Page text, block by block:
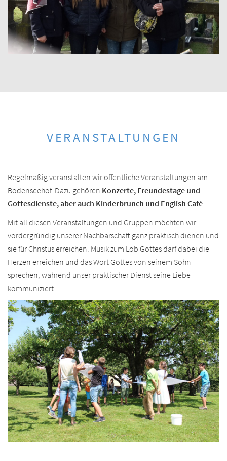
VERANSTALTUNGEN
Regelmäßig veranstalten wir öffentliche Veranstaltungen am
Bodenseehof. Dazu gehören Konzerte, Freundestage und
Gottesdienste, aber auch Kinderbrunch und English Café
Mit all diesen Veranstaltungen und Gruppen möchten wir
vordergründig unserer Nachbarschaft ganz praktisch dienen und
sie für Christus erreichen. Musik zum Lob Gottes darf dabei die
Herzen erreichen und das Wort Gottes von seinem Sohn
sprechen, während unser praktischer Dienst seine Liebe
kommuniziert.